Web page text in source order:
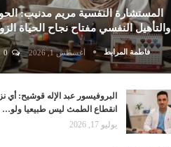
المستشارة النفسية مريم مدنيب:
والتأهيل النفسي مفتاح نجاح الحياة
فاطمة المرابط أغسطس 1, 2026 0
البروفيسور عبد الإله قوشيح: أي
انقطاع الطمث ليس طبيعيا ولو…
يوليو 17, 2026